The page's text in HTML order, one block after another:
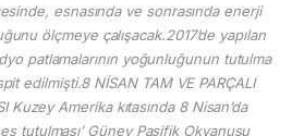
esnasında ve sonrasında enerji
ölçmeye çalışacak.2017’de yapılan
patlamalarının yoğunluğunun tutulma
edilmişti.8 NİSAN TAM VE PARÇALI
Kuzey Amerika kıtasında 8 Nisan’da
tutulması’ Güney Pasifik Okyanusu